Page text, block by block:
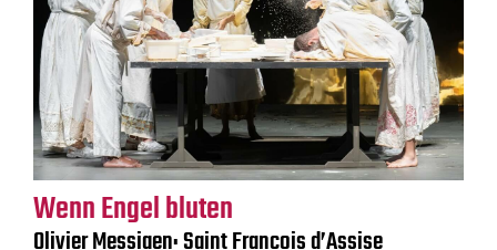
Wenn Engel bluten
Olivier Messiaen: Saint François d’Assise